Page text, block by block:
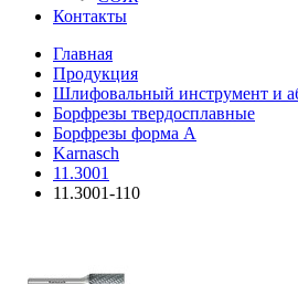
Контакты
Главная
Продукция
Шлифовальный инструмент и
Борфрезы твердосплавные
Борфрезы форма A
Karnasch
11.3001
11.3001-110